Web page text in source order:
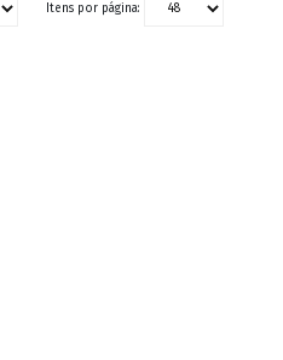
Itens por página: